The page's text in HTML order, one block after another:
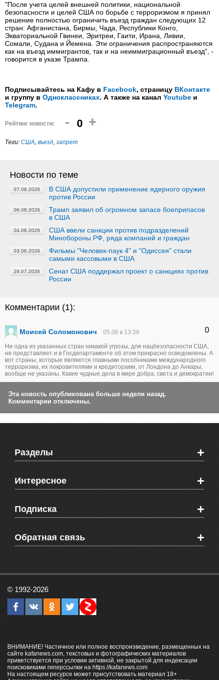
"После учета целей внешней политики, национальной
безопасности и целей США по борьбе с терроризмом я принял
решение полностью ограничить въезд граждан следующих 12
стран: Афганистана, Бирмы, Чада, Республики Конго,
Экваториальной Гвинеи, Эритреи, Гаити, Ирана, Ливии,
Сомали, Судана и Йемена. Эти ограничения распространяются
как на въезд иммигрантов, так и на неиммиграционный въезд", -
говорится в указе Трампа.
Подписывайтесь на Кафу в Facebook, страницу ВКонтакте
и группу в Одноклассниках. А также на канал Youtube и
Telegram.
Рейтинг новости: - 0 +
Теги: США, въезд, запрет
Новости по теме
07.08.2026
В США допустили применение ядерного оружия
против России
06.08.2026
Трамп заявил об огромном запасе боеприпасов
в США
04.08.2026
США ввели санкции против подразделений
Минобороны РФ, ряда компаний и граждан
03.08.2026
Фильмы "Человек-паук 4" и "Одиссея" стали
самыми кассовыми в США
29.07.2026
Сенат США поддержал проект о санкциях против
России
Комментарии (1):
Моисей Соломонович 05.06 в 13:39 0
Ни одна из указанных стран никакой угрозы, для нацбезопасности США,
не представляет и в Госдепартаменте об этом прекрасно осведомлены. А
вот страны, которые являются главными пособниками международного
терроризма, их покровителями и кредиторами, от Лондона до Анкары,
вообще не указаны. Какие чудные дела в мире добра, света и демократии!
Эта новость опубликована больше недели назад.
Комментарии отключены.
Разделы +
Новости Феодосии
Новости Крыма
Мировые новости
Объявления
Здоровье
СМС мнения читателей
Интересное +
Видео о Феодосии
Веб-камеры Феодосии
Блоги феодосийцев
Школы Феодосии
Подписка +
Печатная версия газеты "Кафа"
RSS
Обратная связь +
Рекламодателям
Контактная информация
© 1992-2026
ВНИМАНИЕ! Частичное или полное воспроизведение, размещенных на
сайте kafanews.com, текстовых и фотографических материалов
приветствуется при условии активной, не закрытой для индексации
поисковиками гиперссылки на https://kafanews.com
На настоящем ресурсе может присутствовать материал 18+